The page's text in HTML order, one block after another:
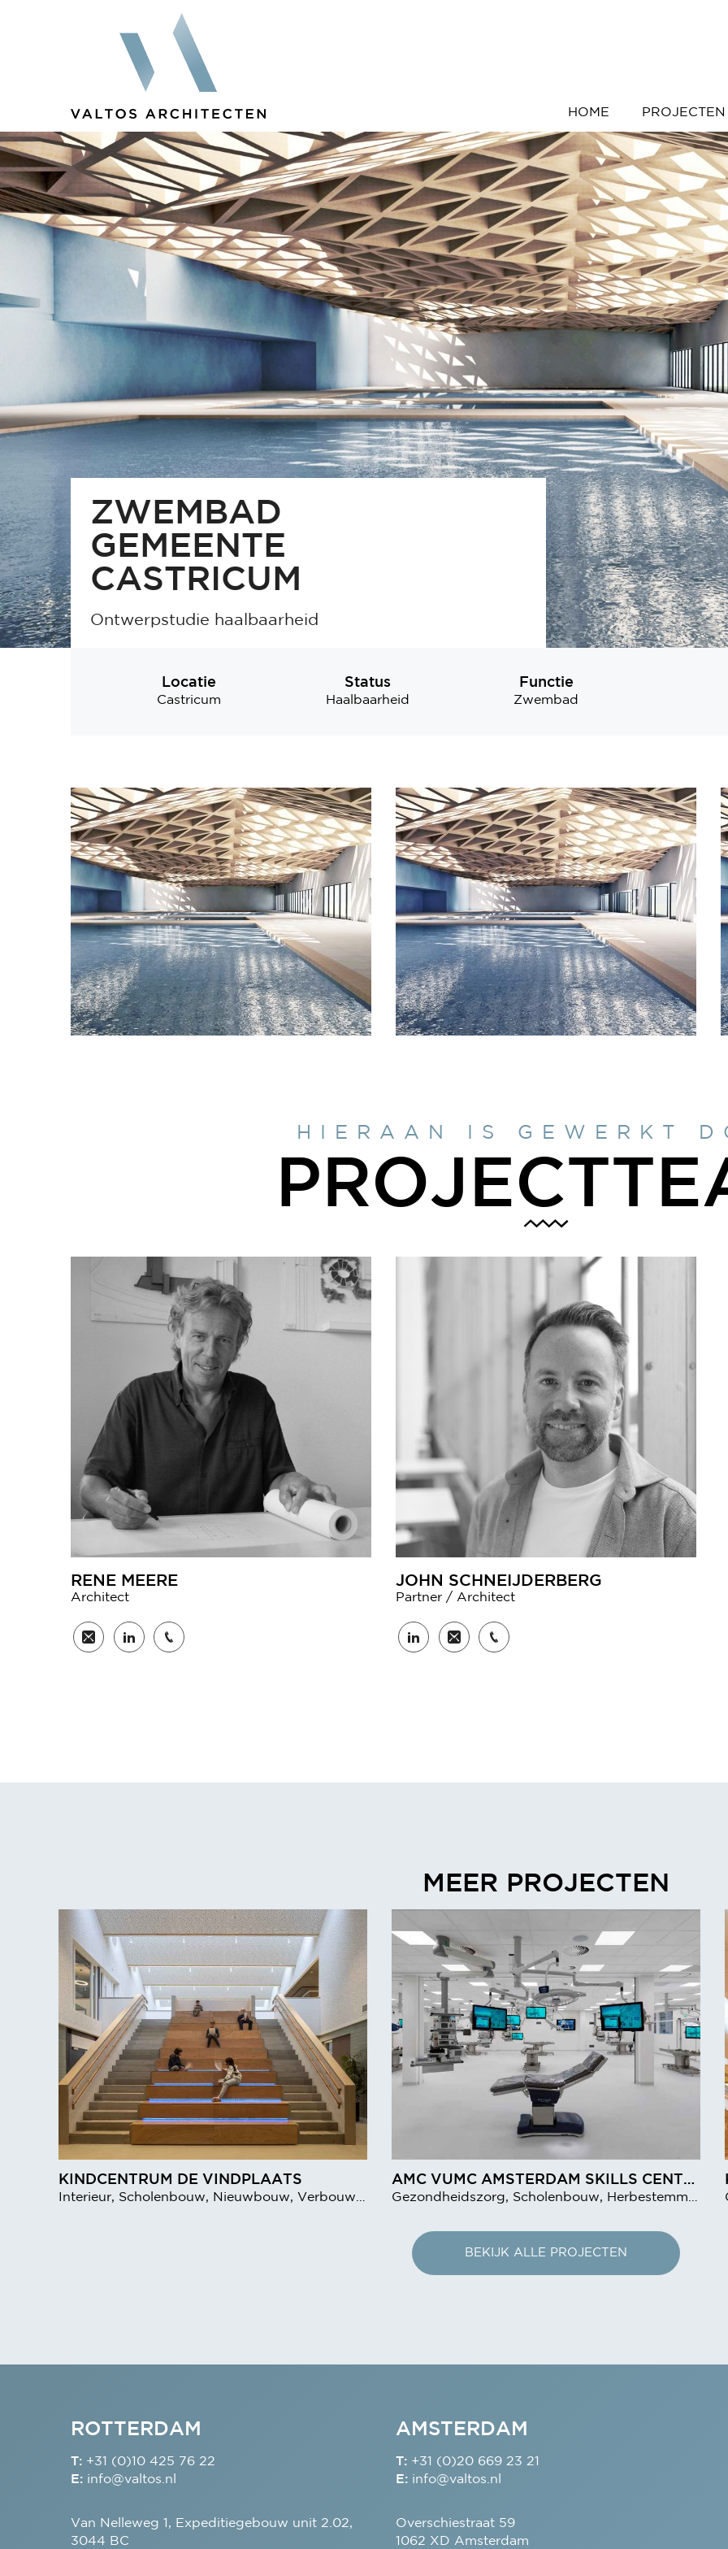
HOME PROJECTEN
ZWEMBAD
GEMEENTE
CASTRICUM
Ontwerpstudie haalbaarheid
Locatie
Castricum
Status
Haalbaarheid
Functie
Zwembad
HIERAAN IS GEWERKT
RENE MEERE
Architect
JOHN SCHNEIJDERBERG
Partner / Architect
MEER PROJECTEN
KINDCENTRUM DE VINDPLAATS AMC VUMC AMSTERDAM SKILLS CENTRE
BEKIJK ALLE PROJECTEN
ROTTERDAM
T: +31 (0)10 425 76 22
E: info@valtos.nl
Van Nelleweg 1, Expeditiegebouw unit 2.02,
3044 BC
AMSTERDAM
T: +31 (0)20 669 23 21
E: info@valtos.nl
Overschiestraat 59
1062 XD Amsterdam